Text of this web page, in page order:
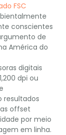
FSC
conscientes
de
América do
digitais
dpi ou
resultados
offset
por meio
em linha.